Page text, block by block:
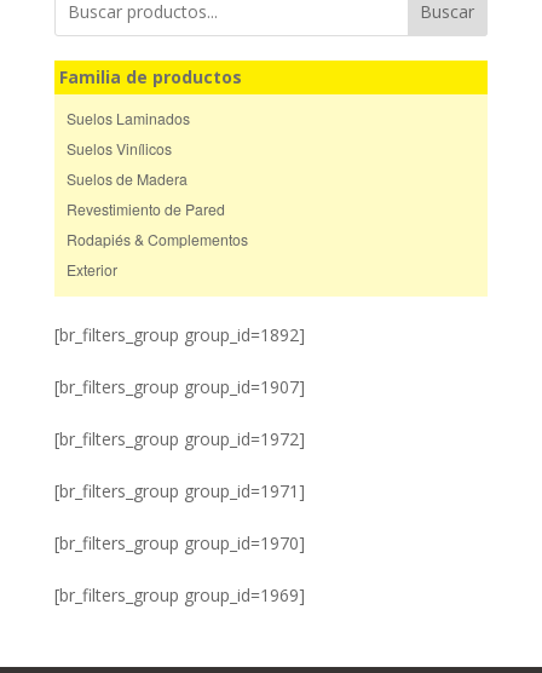
Buscar
Familia de productos
Suelos Laminados
Suelos Vinílicos
Suelos de Madera
Revestimiento de Pared
Rodapiés & Complementos
Exterior
[br_filters_group group_id=1892]
[br_filters_group group_id=1907]
[br_filters_group group_id=1972]
[br_filters_group group_id=1971]
[br_filters_group group_id=1970]
[br_filters_group group_id=1969]